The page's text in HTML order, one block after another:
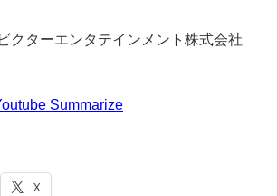
クターエンタテインメント株式会社
Summarize
X